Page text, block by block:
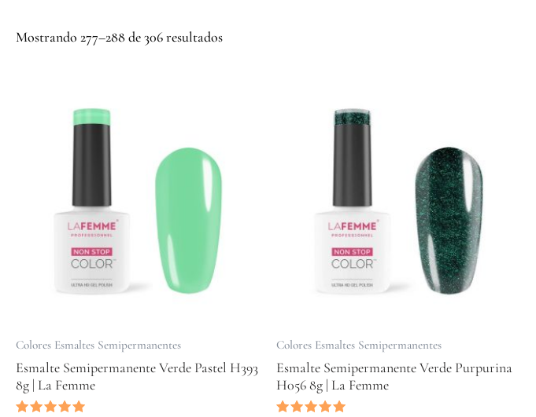
Mostrando 277–288 de 306 resultados
Colores Esmaltes Semipermanentes
Esmalte Semipermanente Verde Pastel H393
8g | La Femme
Colores Esmaltes Semipermanentes
Esmalte Semipermanente Verde Purpurina
H056 8g | La Femme